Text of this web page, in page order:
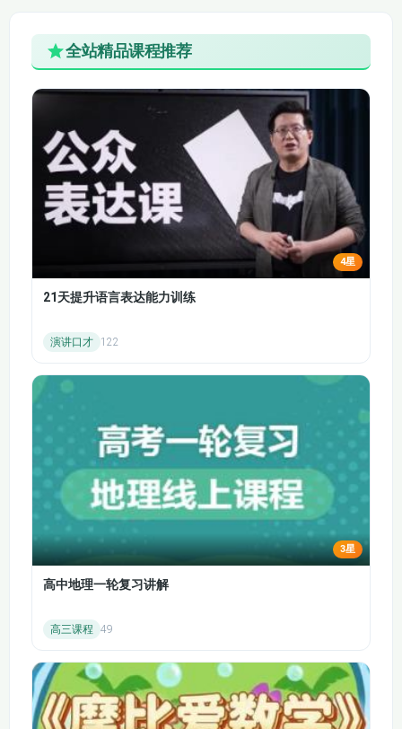
31·24.雅思听力词汇
六
32·26.雅思听力词汇
九
33·27.雅思听力词汇
十一
34·28.雅思听力词汇
十二
35·29.雅思听力词汇
十三
36·30.雅思听力词汇
十四
38·32.听力单选题之
短选项作答
39·33.雅思听力单选
与易错点
题答题技巧
题答题技巧
44·38.雅思听力室内
地图题
45·39.雅思听力室外
地图题
46·40.雅思听力填空
题答题技巧
47·41.雅思听力填空
题之section4笔记填
48·42.雅思写作概述&
大小作文评分标准
（二）
51·45.13-流程图写作
（二)
52·46.15-地图写作
（二）
全站精品课程推荐
4星
21天提升语言表达能力训练
演讲口才 122
3星
高中地理一轮复习讲解
高三课程 49